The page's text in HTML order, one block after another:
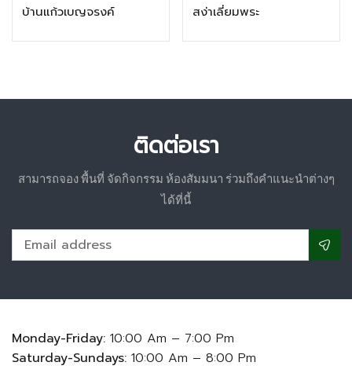
บ้านแก้วเบญจรงค์ สง่าเลี่ยมพระ
ติดต่อเรา
สามารถจอง พื้นที่ จัดกิจกรรม ห้องสัมมนา ร่วมถึงคำแนะนำต่างๆ
ได้ที่นี้
Monday-Friday: 10:00 Am – 7:00 Pm
Saturday-Sundays: 10:00 Am – 8:00 Pm